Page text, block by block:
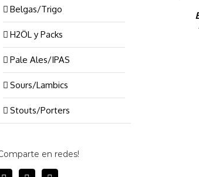
Belgas/Trigo
H2ÖL y Packs
Pale Ales/IPAS
Sours/Lambics
Stouts/Porters
en redes!